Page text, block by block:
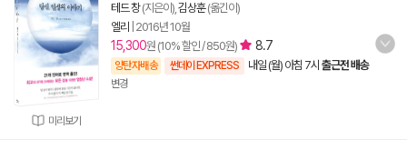
미리보기
테드 창(지은이), 김상훈(옮긴이)
엘리
2016년 10월
15,300원 (10% 할인 / 850원) 8.7
양탄자배송 썬데이 EXPRESS 내일 (월) 아침 7시 출근전 배송
변경